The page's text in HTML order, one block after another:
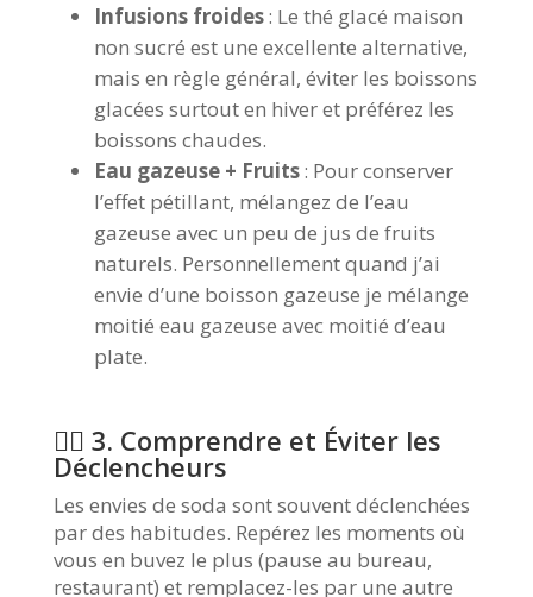
Infusions froides: Le thé glacé maison
non sucré est une excellente alternative,
mais en règle général, éviter les boissons
glacées surtout en hiver et préférez les
boissons chaudes.
Eau gazeuse + Fruits: Pour conserver
l’effet pétillant, mélangez de l’eau
gazeuse avec un peu de jus de fruits
naturels. Personnellement quand j’ai
envie d’une boisson gazeuse je mélange
moitié eau gazeuse avec moitié d’eau
plate.
🧘‍♂️ 3. Comprendre et Éviter les
Déclencheurs
Les envies de soda sont souvent déclenchées
par des habitudes. Repérez les moments où
vous en buvez le plus (pause au bureau,
restaurant) et remplacez-les par une autre